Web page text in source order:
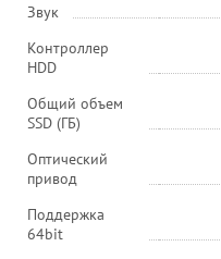
Звук
Контроллер
HDD
Общий объем
SSD (ГБ)
Оптический
привод
Поддержка
64bit